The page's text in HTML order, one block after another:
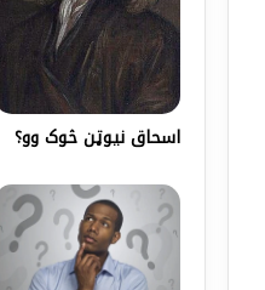
اسحاق نيوټن څوک وو؟